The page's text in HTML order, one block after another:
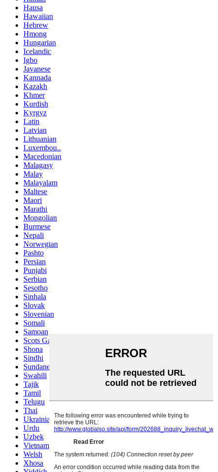
Hausa
Hawaiian
Hebrew
Hmong
Hungarian
Icelandic
Igbo
Javanese
Kannada
Kazakh
Khmer
Kurdish
Kyrgyz
Latin
Latvian
Lithuanian
Luxembou..
Macedonian
Malagasy
Malay
Malayalam
Maltese
Maori
Marathi
Mongolian
Burmese
Nepali
Norwegian
Pashto
Persian
Punjabi
Serbian
Sesotho
Sinhala
Slovak
Slovenian
Somali
Samoan
Scots Gaelic
Shona
Sindhi
Sundanese
Swahili
Tajik
Tamil
Telugu
Thai
Ukrainian
Urdu
Uzbek
Vietnamese
Welsh
Xhosa